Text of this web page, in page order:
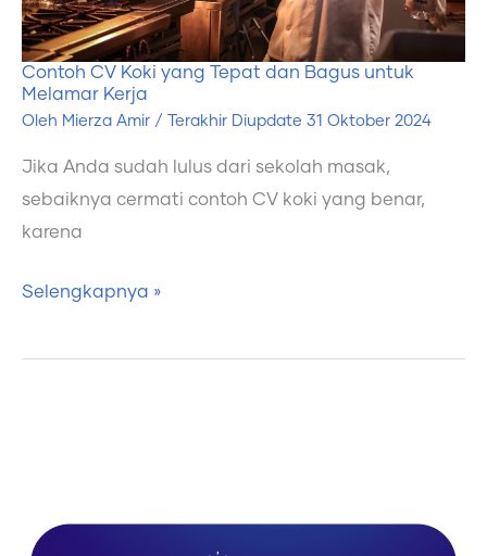
Contoh CV Koki yang Tepat dan Bagus untuk
Melamar Kerja
Oleh Mierza Amir / Terakhir Diupdate 31 Oktober 2024
Jika Anda sudah lulus dari sekolah masak,
sebaiknya cermati contoh CV koki yang benar,
karena
untuk
Melamar
Kerja
Selengkapnya »